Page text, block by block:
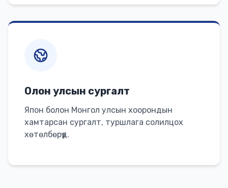
Олон улсын сургалт
Япон болон Монгол улсын хоорондын
хамтарсан сургалт, туршлага солилцох
хөтөлбөрүүд.